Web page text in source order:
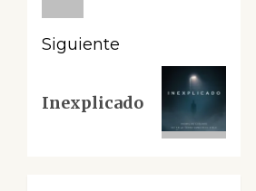
Siguiente
entrada:
Inexplicado